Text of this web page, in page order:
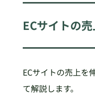
ECサイトの
ECサイトの売上を
て解説します。